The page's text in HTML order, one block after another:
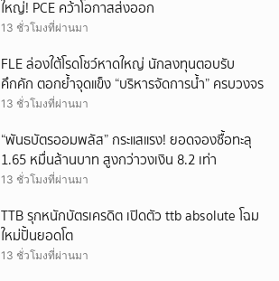
ใหญ่! PCE คว้าโอกาสส่งออก
13 ชั่วโมงที่ผ่านมา
FLE ล่องใต้โรดโชว์หาดใหญ่ นักลงทุนตอบรับ
คึกคัก ตอกย้ำจุดแข็ง “บริหารจัดการน้ำ” ครบวงจร
13 ชั่วโมงที่ผ่านมา
“พันธบัตรออมพลัส” กระแสแรง! ยอดจองซื้อทะลุ
1.65 หมื่นล้านบาท สูงกว่าวงเงิน 8.2 เท่า
13 ชั่วโมงที่ผ่านมา
TTB รุกหนักบัตรเครดิต เปิดตัว ttb absolute โฉม
ใหม่ปั้นยอดโต
13 ชั่วโมงที่ผ่านมา